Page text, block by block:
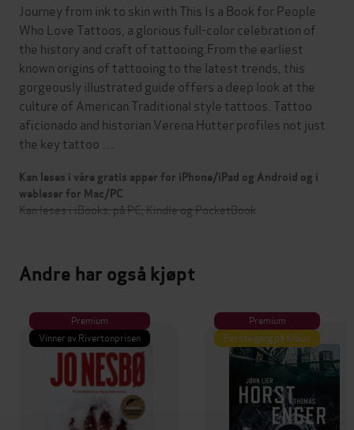
Journey from ink to skin with This Is a Book for People
Who Love Tattoos, a glorious full-color celebration of
the history and craft of tattooing.From the earliest
known origins of tattooing to the latest trends, this
gorgeously illustrated guide offers a deep look at the
culture of American Traditional style tattoos. Tattoo
aficionado and historian Verena Hutter profiles not just
the key tattoo …
Kan leses i våre gratis apper for iPhone/iPad og Android og i
webleser for Mac/PC
Kan leses i iBooks, på PC, Kindle og PocketBook
Andre har også kjøpt
Premium
Vinner av Rivertonprisen
Premium
Første gang på tilbud